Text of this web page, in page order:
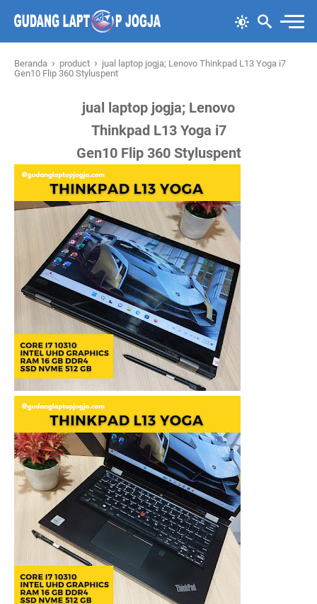
Beranda › product › jual laptop jogja; Lenovo Thinkpad L13 Yoga i7
Gen10 Flip 360 Styluspent
jual laptop jogja; Lenovo
Thinkpad L13 Yoga i7
Gen10 Flip 360 Styluspent